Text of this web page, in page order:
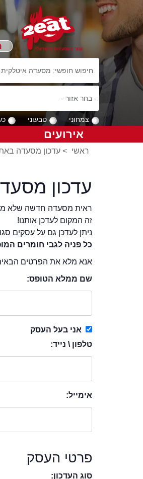
צמחוני טבעוני
אירועים
ראשי > עדכון מסעדה
עדכון
ראית מסעדה חדשה שלא
זה המקום לעדכן אותנו!
ניתן לעדכן גם על עסקים
כל פניה לגבי חומרים
אנא מלא את הפרטים
שם ממלא הטופס:
אני בעל העסק
טלפון \ נייד:
אימייל:
פרטי העסק
סוג העדכון: